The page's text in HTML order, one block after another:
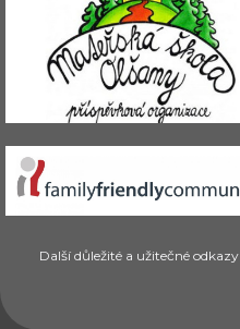
Další důležité a užitečné odkazy